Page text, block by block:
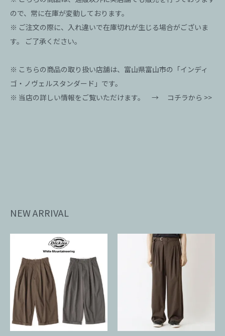
ので、常に在庫が変動しております。
※ ご注文の際に、入れ違いで在庫切れが生じる場合がございま
す。 ご了承ください。
※ こちらの商品の取り扱い店舗は、富山県富山市の「インディ
ゴ・ノヴェルスタンダード」です。
※ 当店の詳しい情報をご覧いただけます。 → コチラから >>
NEW ARRIVAL